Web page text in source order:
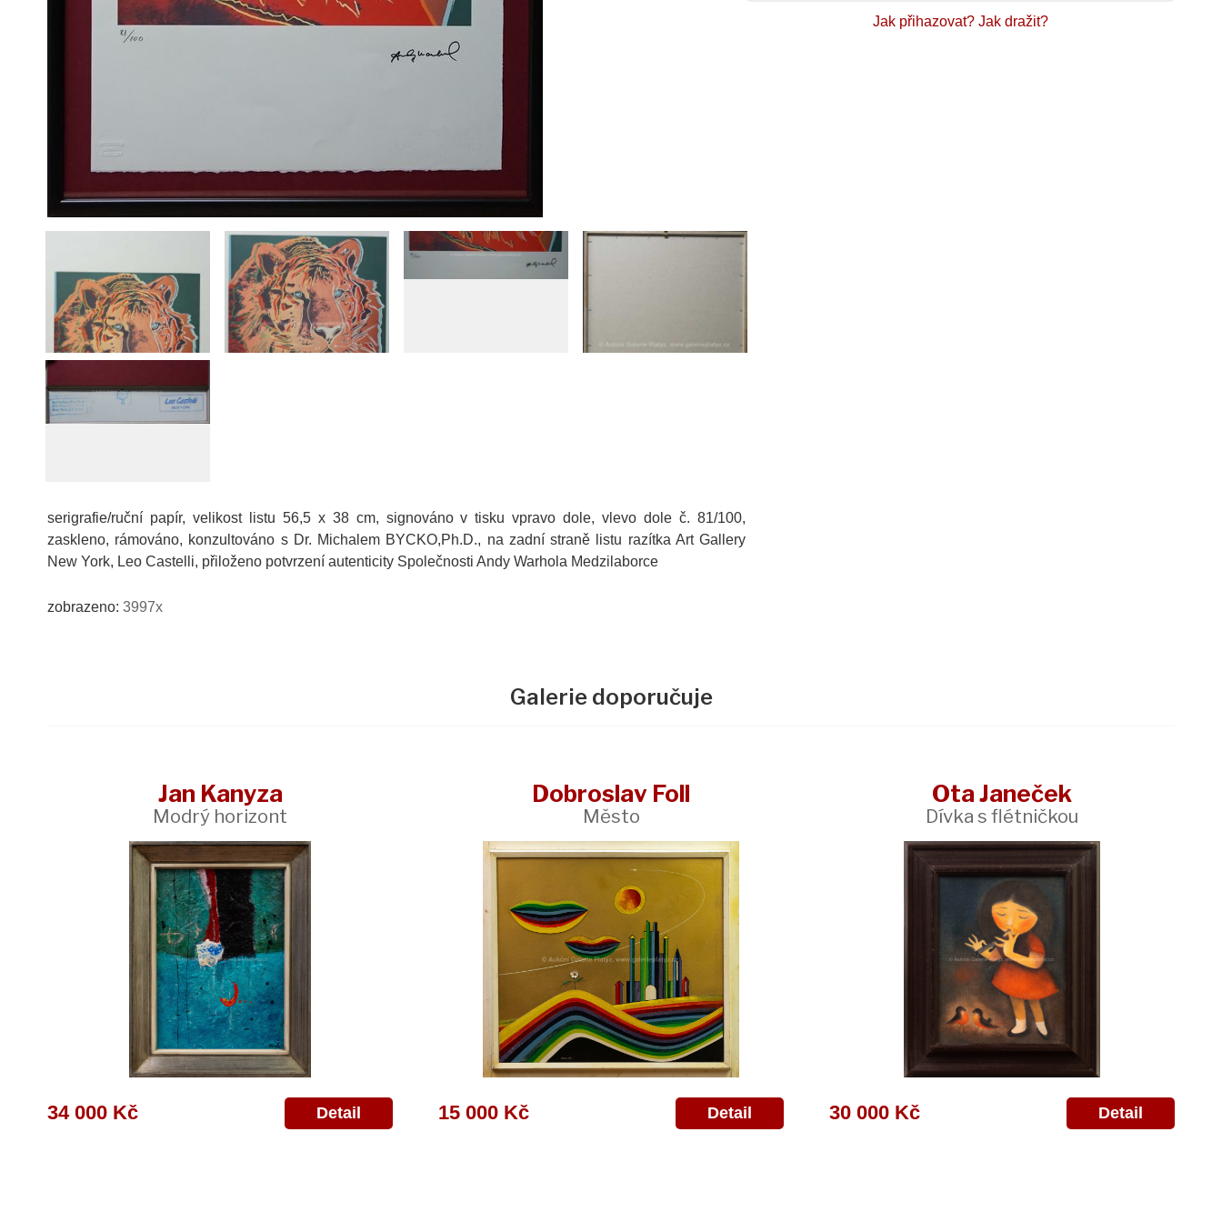
serigrafie/ruční papír, velikost listu 56,5 x 38 cm, signováno v tisku vpravo dole, vlevo dole č. 81/100,
zaskleno, rámováno, konzultováno s Dr. Michalem BYCKO,Ph.D., na zadní straně listu razítka Art Gallery
New York, Leo Castelli, přiloženo potvrzení autenticity Společnosti Andy Warhola Medzilaborce
zobrazeno: 3997x
Jak přihazovat? Jak dražit?
Galerie doporučuje
Jan Kanyza
Modrý horizont
34 000 Kč Detail
Dobroslav Foll
Město
15 000 Kč Detail
Ota Janeček
Dívka s flétničkou
30 000 Kč Detail